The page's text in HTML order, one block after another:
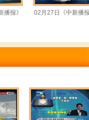
实现城镇
访)
两会的一
拿号，也
场挤得水
播报》 02月27日《中新播